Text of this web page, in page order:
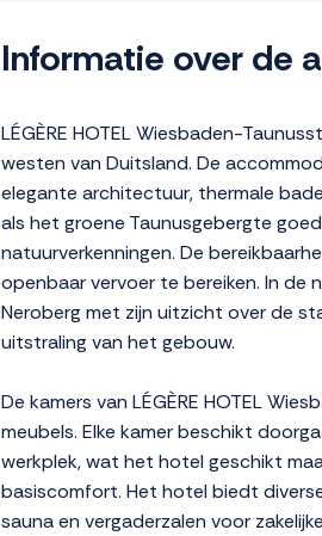
Informatie over de
LÉGÈRE HOTEL Wiesbaden-
westen van Duitsland. De
elegante architectuur, thermale
als het groene Taunusgebergte
natuurverkenningen. De
openbaar vervoer te bereiken. In de
Neroberg met zijn uitzicht over de
uitstraling van het gebouw.
De kamers van LÉGÈRE HOTEL
meubels. Elke kamer beschikt
werkplek, wat het hotel geschikt
basiscomfort. Het hotel biedt
sauna en vergaderzalen voor